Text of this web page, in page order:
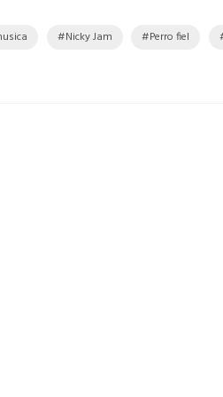
Nicky Jam Perro fiel